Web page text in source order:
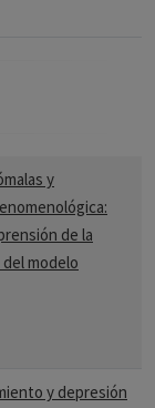
y
de la
del modelo
y depresión